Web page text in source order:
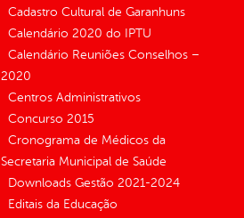
Cadastro Cultural de Garanhuns
Calendário 2020 do IPTU
Calendário Reuniões Conselhos –
2020
Centros Administrativos
Concurso 2015
Cronograma de Médicos da
Secretaria Municipal de Saúde
Downloads Gestão 2021-2024
Editais da Educação